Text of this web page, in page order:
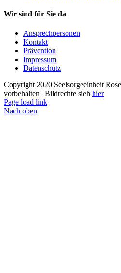
Wir sind für Sie da
Ansprechpersonen
Kontakt
Prävention
Impressum
Datenschutz
Copyright 2020 Seelsorgeeinheit
vorbehalten | Bildrechte sieh hier
Page load link
Nach oben